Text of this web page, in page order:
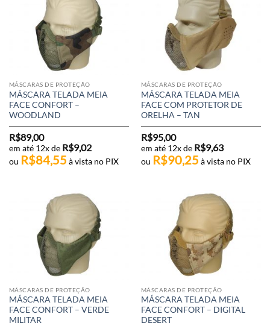
MÁSCARAS DE PROTEÇÃO
MÁSCARA TELADA MEIA
FACE CONFORT –
WOODLAND
R$89,00
em até 12x de R$9,02
ou R$84,55 à vista no PIX
MÁSCARAS DE PROTEÇÃO
MÁSCARA TELADA MEIA
FACE COM PROTETOR DE
ORELHA – TAN
R$95,00
em até 12x de R$9,63
ou R$90,25 à vista no PIX
MÁSCARAS DE PROTEÇÃO
MÁSCARA TELADA MEIA
FACE CONFORT – VERDE
MILITAR
MÁSCARAS DE PROTEÇÃO
MÁSCARA TELADA MEIA
FACE CONFORT – DIGITAL
DESERT